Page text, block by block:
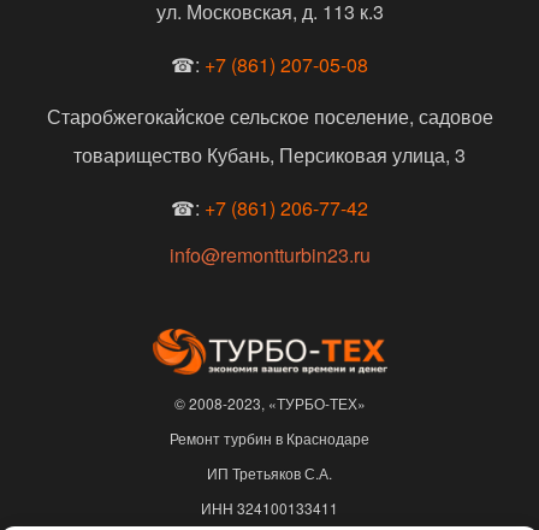
ул. Московская, д. 113 к.3
☎: +7 (861) 207-05-08
Старобжегокайское сельское поселение, садовое
товарищество Кубань, Персиковая улица, 3
☎: +7 (861) 206-77-42
info@remontturbin23.ru
© 2008-2023, «ТУРБО-ТЕХ»
Ремонт турбин в Краснодаре
ИП Третьяков С.А.
ИНН 324100133411